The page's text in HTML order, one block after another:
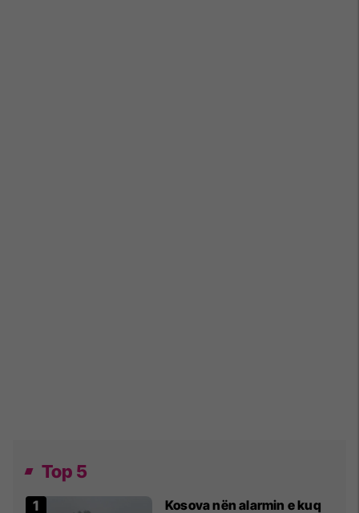
Top 5
Kosova nën alarmin e kuq